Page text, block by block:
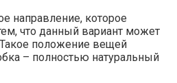
направление, которое
что данный вариант может
положение вещей
– полностью натуральный